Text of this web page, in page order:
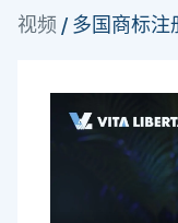
视频 / 多国商标注